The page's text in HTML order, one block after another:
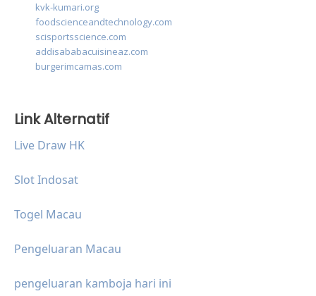
kvk-kumari.org
foodscienceandtechnology.com
scisportsscience.com
addisababacuisineaz.com
burgerimcamas.com
Link Alternatif
Live Draw HK
Slot Indosat
Togel Macau
Pengeluaran Macau
pengeluaran kamboja hari ini